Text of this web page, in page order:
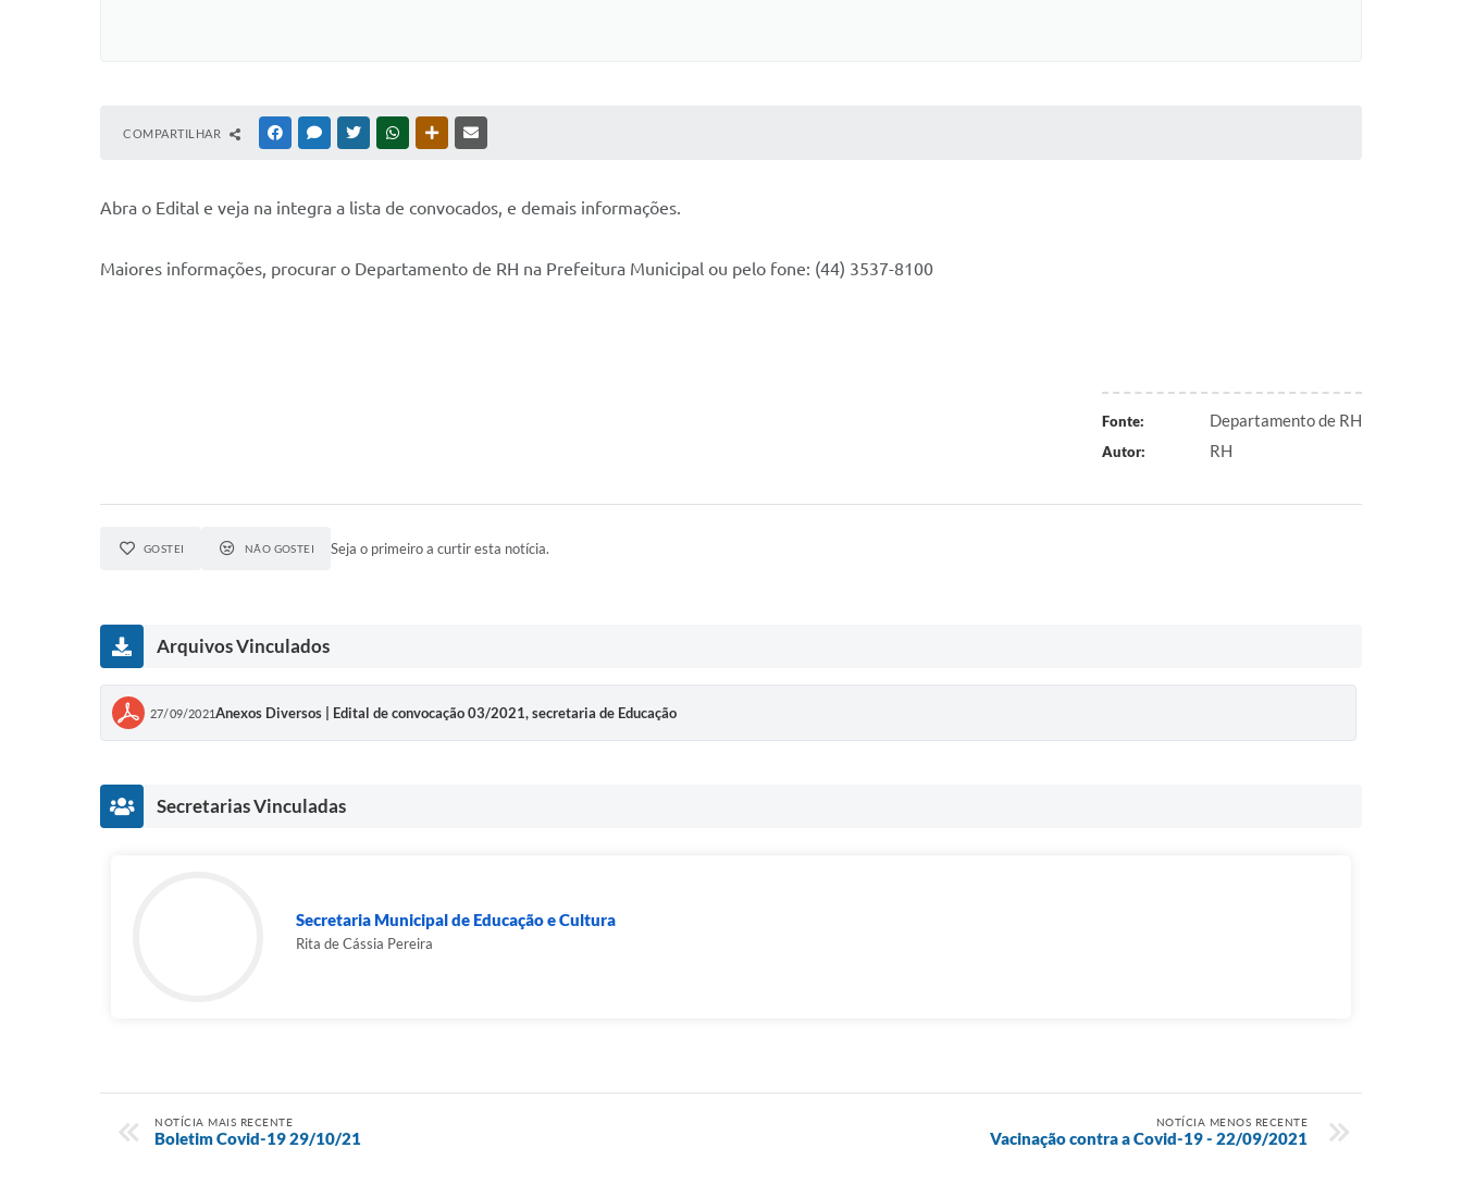
COMPARTILHAR FACEBOOKMESSENGER
TWITTERWHATSAPPOUTRAS MÍDIAS
Abra o Edital e veja na integra a lista de convocados, e demais informações.
Maiores informações, procurar o Departamento de RH na Prefeitura Municipal ou pelo fone: (44) 3537-8100
Fonte: Departamento de RH
Autor: RH
GOSTEI NÃO GOSTEI Seja o primeiro a curtir esta notícia.
Arquivos Vinculados
27/09/2021Anexos Diversos | Edital de convocação 03/2021, secretaria de Educação
Secretarias Vinculadas
Secretaria Municipal de Educação e Cultura
Rita de Cássia Pereira
NOTÍCIA MAIS RECENTE
Boletim Covid-19 29/10/21
NOTÍCIA MENOS RECENTE
Vacinação contra a Covid-19 - 22/09/2021